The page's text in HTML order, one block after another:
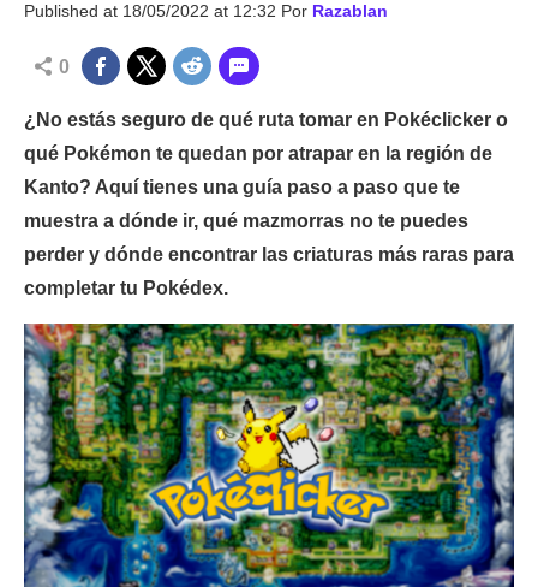
Published at 18/05/2022 at 12:32 Por Razablan
0
¿No estás seguro de qué ruta tomar en Pokéclicker o
qué Pokémon te quedan por atrapar en la región de
Kanto? Aquí tienes una guía paso a paso que te
muestra a dónde ir, qué mazmorras no te puedes
perder y dónde encontrar las criaturas más raras para
completar tu Pokédex.